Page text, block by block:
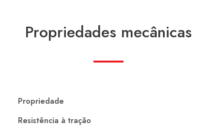
Propriedades mecânicas
Propriedade
Resistência à tração